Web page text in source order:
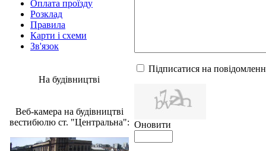
Оплата проїзду
Розклад
Правила
Карти і схеми
Зв'язок
На будівництві
Веб-камера на будівництві
вестибюлю ст. "Центральна":
Підписатися на
Оновити